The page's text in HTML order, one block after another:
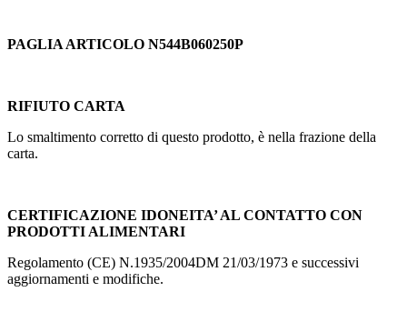
PAGLIA ARTICOLO N544B060250P
RIFIUTO CARTA
Lo smaltimento corretto di questo prodotto, è nella frazione della
carta.
CERTIFICAZIONE IDONEITA’ AL CONTATTO CON
PRODOTTI ALIMENTARI
Regolamento (CE) N.1935/2004DM 21/03/1973 e successivi
aggiornamenti e modifiche.